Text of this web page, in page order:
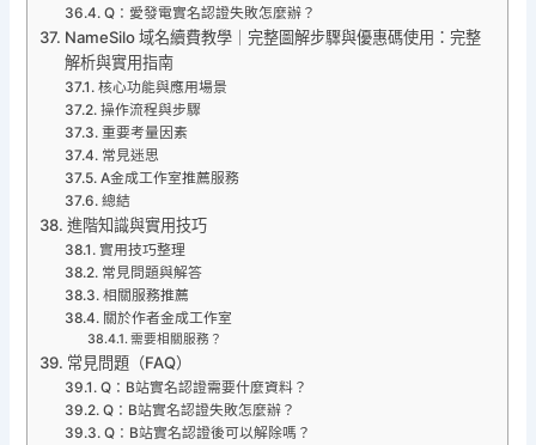
Q：愛發電實名認證失敗怎麼辦？
NameSilo 域名續費教學｜完整圖解步驟與優惠碼使用：完整
解析與實用指南
核心功能與應用場景
操作流程與步驟
重要考量因素
常見迷思
A金成工作室推薦服務
總結
進階知識與實用技巧
實用技巧整理
常見問題與解答
相關服務推薦
關於作者金成工作室
需要相關服務？
常見問題（FAQ）
Q：B站實名認證需要什麼資料？
Q：B站實名認證失敗怎麼辦？
Q：B站實名認證後可以解除嗎？